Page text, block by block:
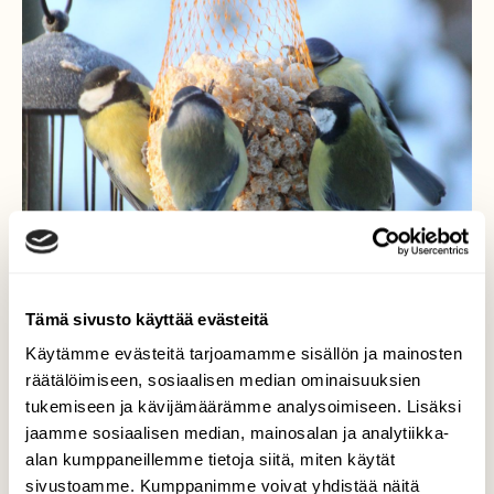
Tämä sivusto käyttää evästeitä
Käytämme evästeitä tarjoamamme sisällön ja mainosten
räätälöimiseen, sosiaalisen median ominaisuuksien
tukemiseen ja kävijämäärämme analysoimiseen. Lisäksi
jaamme sosiaalisen median, mainosalan ja analytiikka-
alan kumppaneillemme tietoja siitä, miten käytät
sivustoamme. Kumppanimme voivat yhdistää näitä